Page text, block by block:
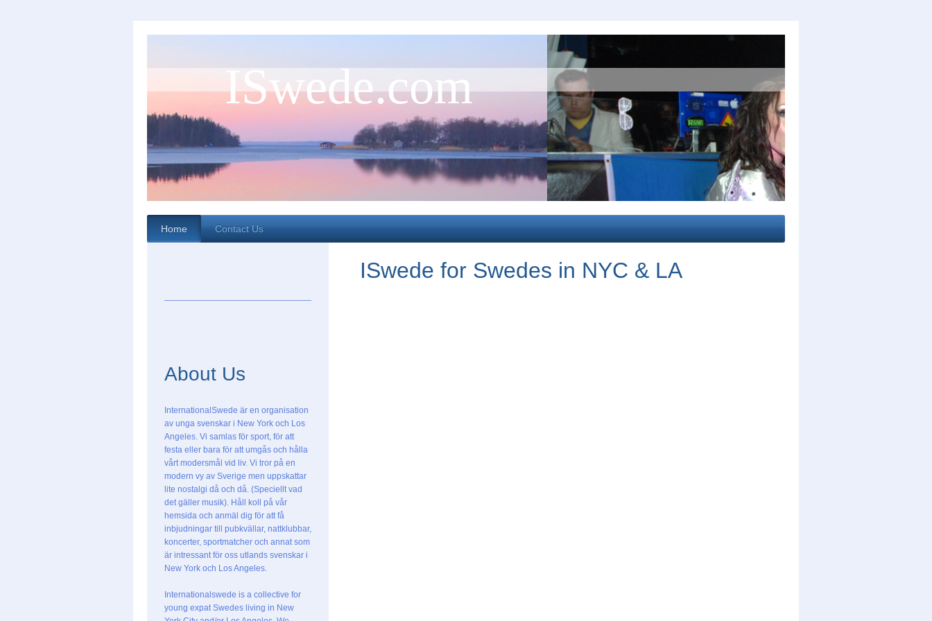
ISwede.com
Home Contact Us
ISwede for Swedes in NYC & LA
About Us
InternationalSwede är en organisation
av unga svenskar i New York och Los
Angeles. Vi samlas för sport, för att
festa eller bara för att umgås och hålla
vårt modersmål vid liv. Vi tror på en
modern vy av Sverige men uppskattar
lite nostalgi då och då. (Speciellt vad
det gäller musik). Håll koll på vår
hemsida och anmäl dig för att få
inbjudningar till pubkvällar, nattklubbar,
koncerter, sportmatcher och annat som
är intressant för oss utlands svenskar i
New York och Los Angeles.
Internationalswede is a collective for
young expat Swedes living in New